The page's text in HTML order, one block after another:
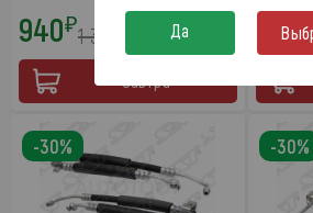
940₽1 343
Завтра
6
-30% -30%
Да